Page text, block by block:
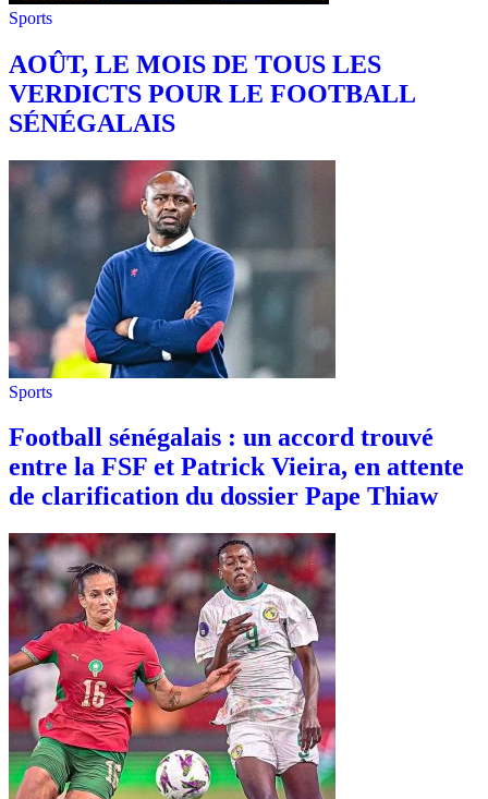
Sports
AOÛT, LE MOIS DE TOUS LES
VERDICTS POUR LE FOOTBALL
SÉNÉGALAIS
Sports
Football sénégalais : un accord trouvé
entre la FSF et Patrick Vieira, en attente
de clarification du dossier Pape Thiaw